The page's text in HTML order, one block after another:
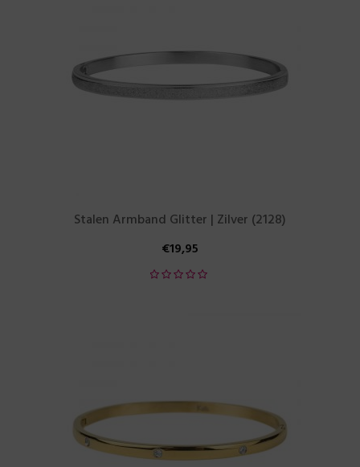
Stalen Armband Glitter | Zilver (2128)
€19,95